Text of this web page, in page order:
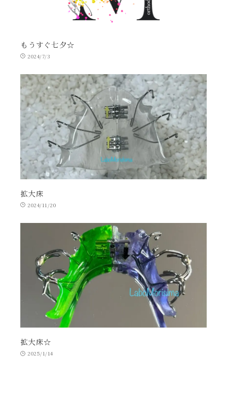
もうすぐ七夕☆
2024/7/3
拡大床
2024/11/20
拡大床☆
2025/1/14